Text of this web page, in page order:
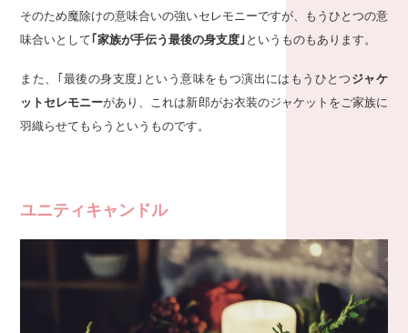
そのため魔除けの意味合いの強いセレモニーですが、もうひとつの意
味合いとして ｢家族が手伝う最後の身支度｣ というものもあります。
また、｢最後の身支度｣という意味をもつ演出にはもうひとつ ジャケ
ットセレモニーがあり、これは新郎がお衣装のジャケットをご家族に
羽織らせてもらうというものです。
ユニティキャンドル